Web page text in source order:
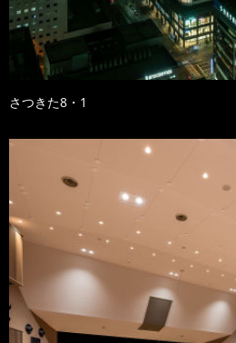
さつきた8・1